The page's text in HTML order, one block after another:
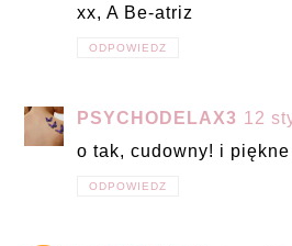
xx, A Be-atriz
ODPOWIEDZ
PSYCHODELAX3 12
o tak, cudowny! i
ODPOWIEDZ